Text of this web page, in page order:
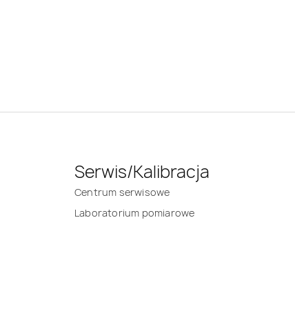
Serwis/Kalibracja
Centrum serwisowe
Laboratorium pomiarowe